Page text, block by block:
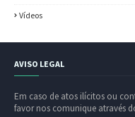
Vídeos
AVISO LEGAL
Em caso de atos ilícitos ou
favor nos comunique através